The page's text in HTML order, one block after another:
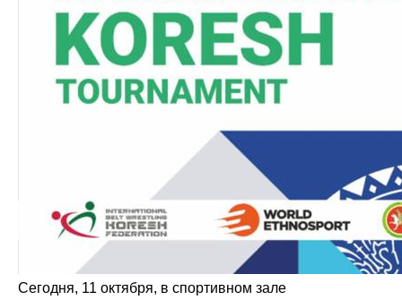
Сегодня, 11 октября, в спортивном зале